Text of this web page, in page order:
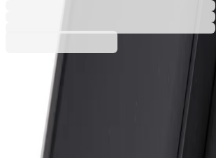
167,88 лв.
Купи
Цвят на корпуса
Карамел